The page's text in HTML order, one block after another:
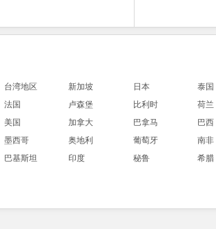
台湾地区 新加坡 日本
泰国
法国 卢森堡 比利时
荷兰
美国 加拿大 巴拿马
巴西
墨西哥 奥地利 葡萄牙
南非
巴基斯坦 印度 秘鲁 希腊